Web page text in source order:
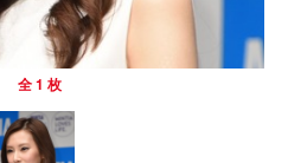
全 1 枚